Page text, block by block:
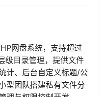
网盘系统，支持超过
级目录管理，提供文件
计、后台自定义标题/公
型团队搭建私有文件分